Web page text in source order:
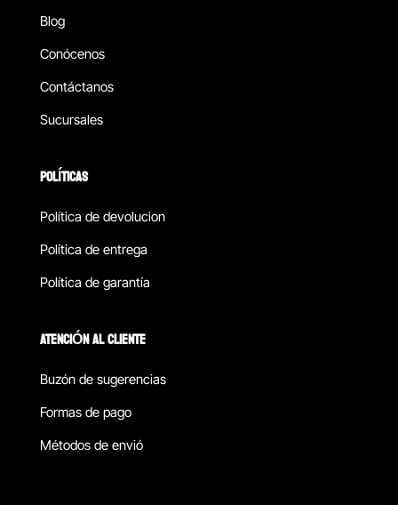
Blog
Conócenos
Contáctanos
Sucursales
POLÍTICAS
Política de devolucion
Política de entrega
Política de garantía
ATENCIÓN AL CLIENTE
Buzón de sugerencias
Formas de pago
Métodos de envió